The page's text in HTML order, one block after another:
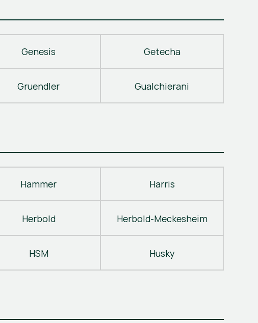
Genesis Getecha
Gruendler Gualchierani
Hammer Harris
Herbold Herbold-Meckesheim
HSM Husky